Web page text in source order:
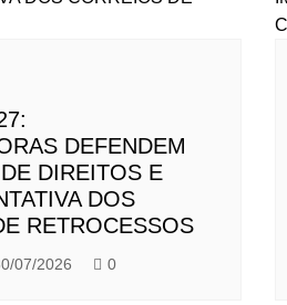
DEFENDEM
DIREITOS E
DOS
RETROCESSOS
07/2026 0